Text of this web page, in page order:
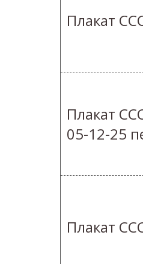
Плакат
Плакат
05-12-25
Плакат